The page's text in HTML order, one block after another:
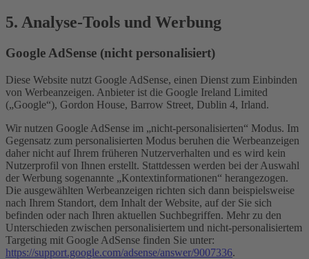
5. Analyse-Tools und Werbung
Google AdSense (nicht personalisiert)
Diese Website nutzt Google AdSense, einen Dienst zum Einbinden
von Werbeanzeigen. Anbieter ist die Google Ireland Limited
(„Google“), Gordon House, Barrow Street, Dublin 4, Irland.
Wir nutzen Google AdSense im „nicht-personalisierten“ Modus. Im
Gegensatz zum personalisierten Modus beruhen die Werbeanzeigen
daher nicht auf Ihrem früheren Nutzerverhalten und es wird kein
Nutzerprofil von Ihnen erstellt. Stattdessen werden bei der Auswahl
der Werbung sogenannte „Kontextinformationen“ herangezogen.
Die ausgewählten Werbeanzeigen richten sich dann beispielsweise
nach Ihrem Standort, dem Inhalt der Website, auf der Sie sich
befinden oder nach Ihren aktuellen Suchbegriffen. Mehr zu den
Unterschieden zwischen personalisiertem und nicht-personalisiertem
Targeting mit Google AdSense finden Sie unter:
https://support.google.com/adsense/answer/9007336.